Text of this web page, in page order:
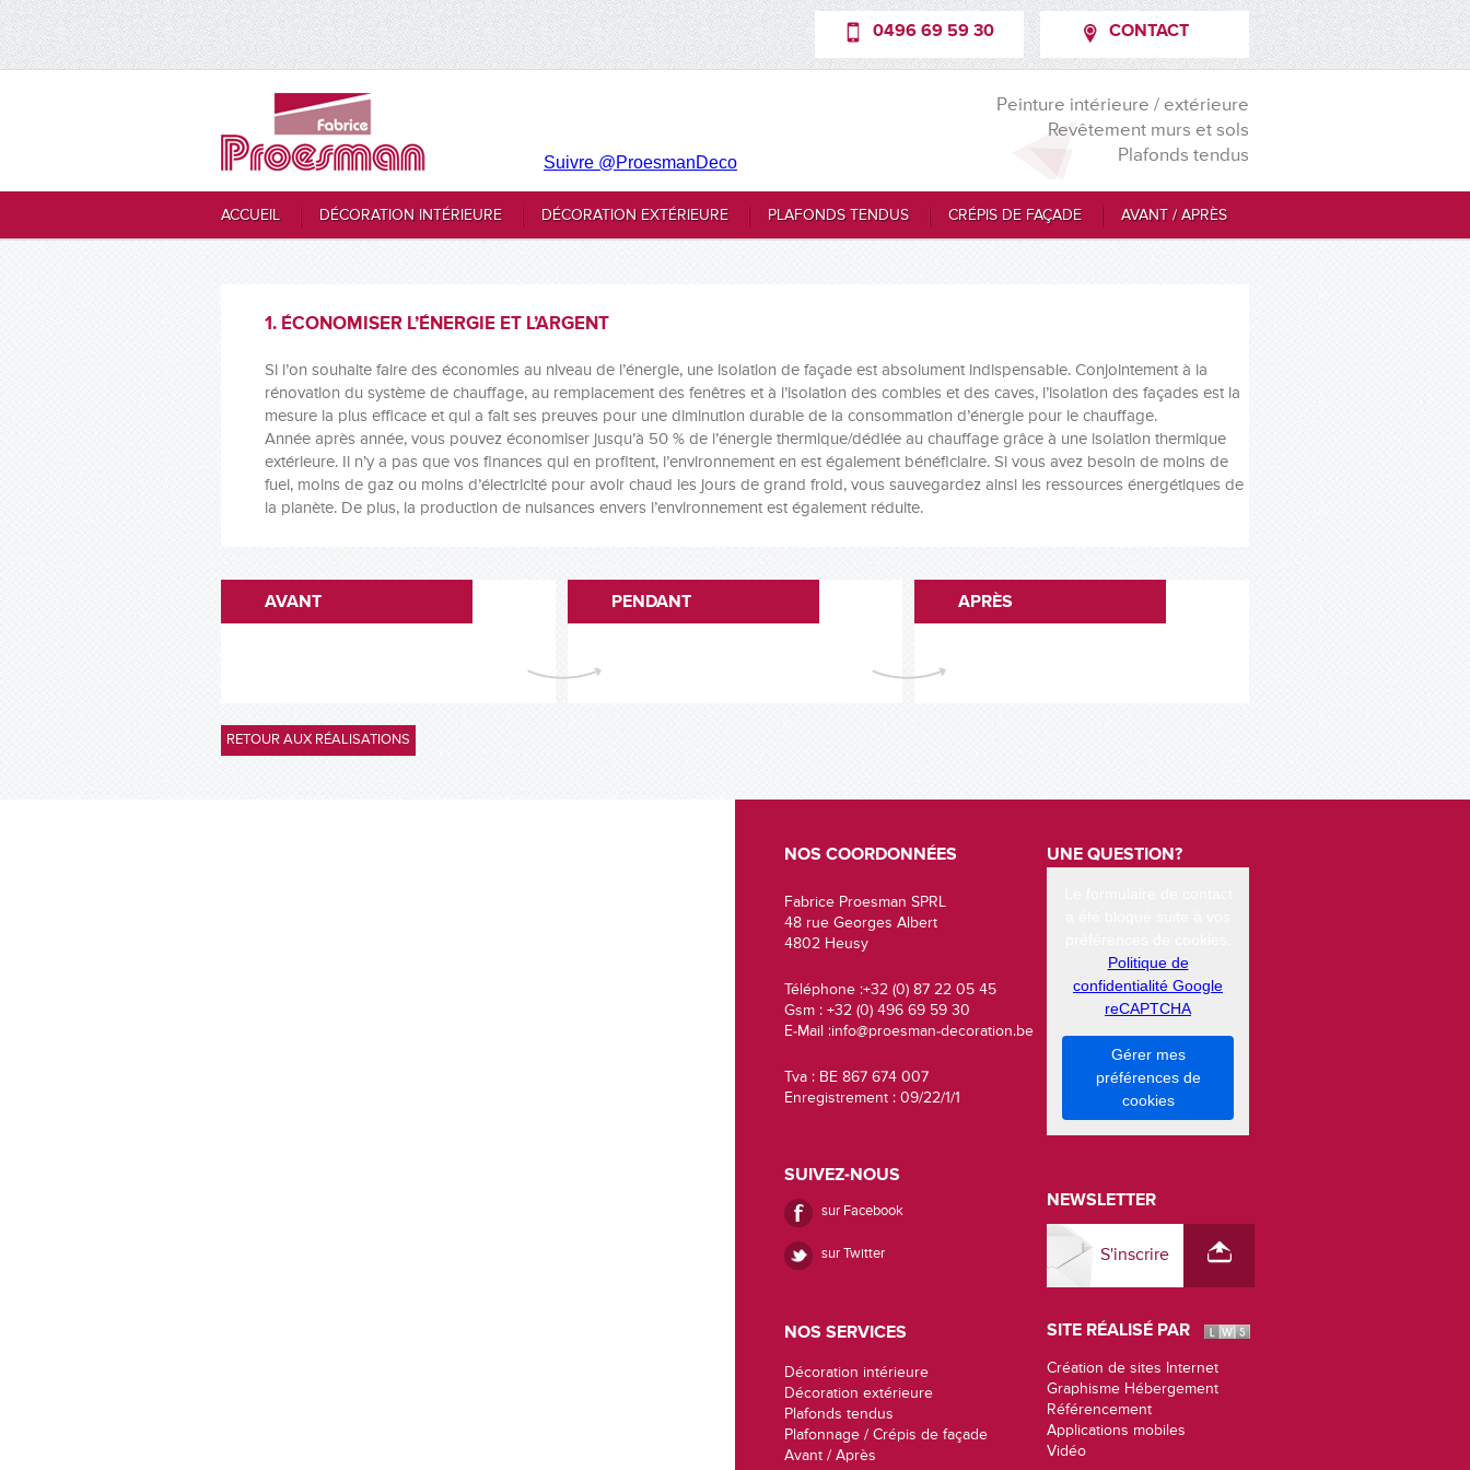
CONTACT
0496 69 59 30
Suivre @ProesmanDeco
Peinture intérieure / extérieure
Revêtement murs et sols
Plafonds tendus
ACCUEIL DÉCORATION INTÉRIEURE DÉCORATION EXTÉRIEURE PLAFONDS TENDUS CRÉPIS DE FAÇADE AVANT / APRÈS
1. ÉCONOMISER L’ÉNERGIE ET L’ARGENT
Si l’on souhaite faire des économies au niveau de l’énergie, une isolation de façade est absolument indispensable. Conjointement à la
rénovation du système de chauffage, au remplacement des fenêtres et à l’isolation des combles et des caves, l’isolation des façades est la
mesure la plus efficace et qui a fait ses preuves pour une diminution durable de la consommation d’énergie pour le chauffage.
Année après année, vous pouvez économiser jusqu’à 50 % de l’énergie thermique/dédiée au chauffage grâce à une isolation thermique
extérieure. Il n’y a pas que vos finances qui en profitent, l’environnement en est également bénéficiaire. Si vous avez besoin de moins de
fuel, moins de gaz ou moins d’électricité pour avoir chaud les jours de grand froid, vous sauvegardez ainsi les ressources énergétiques de
la planète. De plus, la production de nuisances envers l’environnement est également réduite.
AVANT PENDANT APRÈS
RETOUR AUX RÉALISATIONS
NOS COORDONNÉES
Fabrice Proesman SPRL
48 rue Georges Albert
4802 Heusy
Téléphone :+32 (0) 87 22 05 45
Gsm : +32 (0) 496 69 59 30
E-Mail :info@proesman-decoration.be
Tva : BE 867 674 007
Enregistrement : 09/22/1/1
SUIVEZ-NOUS
sur Facebook
sur Twitter
NOS SERVICES
Décoration intérieure
Décoration extérieure
Plafonds tendus
Plafonnage / Crépis de façade
Avant / Après
UNE QUESTION?
Politique de
confidentialité Google
reCAPTCHA
Gérer mes
préférences de
cookies
NEWSLETTER
S'inscrire
SITE RÉALISÉ PAR
Création de sites Internet
Graphisme Hébergement
Référencement
Applications mobiles
Vidéo